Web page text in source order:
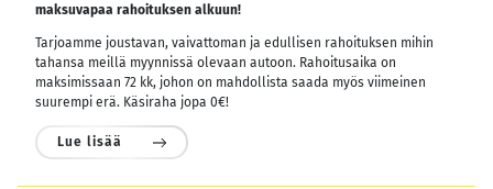
maksuvapaa rahoituksen alkuun!
Tarjoamme joustavan, vaivattoman ja edullisen rahoituksen mihin
tahansa meillä myynnissä olevaan autoon. Rahoitusaika on
maksimissaan 72 kk, johon on mahdollista saada myös viimeinen
suurempi erä. Käsiraha jopa 0€!
Lue lisää